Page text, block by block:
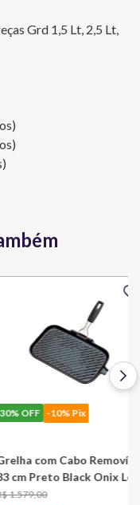
Grd 1,5 Lt, 2,5 Lt,
OFF -10% Pix
com Cabo Removível
Preto Black Onix Le
,00